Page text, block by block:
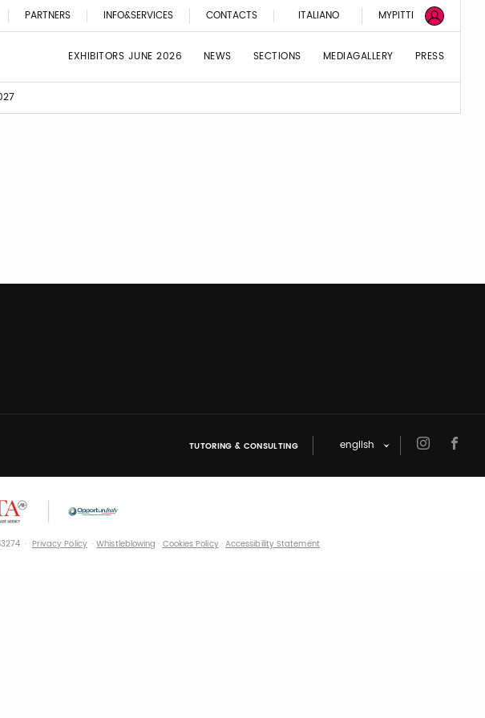
PARTNERS INFO&SERVICES CONTACTS ITALIANO MYPITTI
EXHIBITORS JUNE 2026 NEWS SECTIONS MEDIAGALLERY PRESS
TUTORING & CONSULTING english
· Privacy Policy·Whistleblowing · Cookies Policy·Accessibility Statement